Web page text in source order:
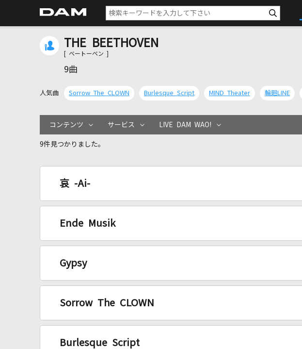
THE BEETHOVEN
[ ベートーベン ]
9曲
人気曲 Sorrow The CLOWN Burlesque Script MIND Theater 輪廻LINE
コンテンツ サービス LIVE DAM WAO!
9件見つかりました。
哀 -Ai-
Ende Musik
Gypsy
Sorrow The CLOWN
Burlesque Script